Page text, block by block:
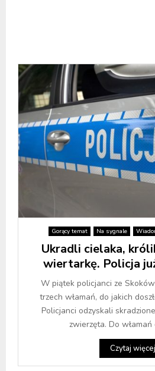
Gorący temat Na sygnale
Ukradli cielaka,
wiertarkę. Policja
W piątek policjanci ze
trzech włamań, do jakich
Policjanci odzyskali
zwierzęta. Do włamań
Czytaj więcej